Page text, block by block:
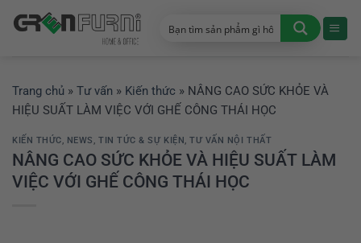
đến
Trang chủ » Tư vấn » Kiến thức » NÂNG CAO SỨC KHỎE VÀ
HIỆU SUẤT LÀM VIỆC VỚI GHẾ CÔNG THÁI HỌC
KIẾN THỨC, NEWS ,TIN TỨC & SỰ KIỆN,TƯ VẤN NỘI THẤT
NÂNG CAO SỨC KHỎE VÀ HIỆU SUẤT LÀM
VIỆC VỚI GHẾ CÔNG THÁI HỌC